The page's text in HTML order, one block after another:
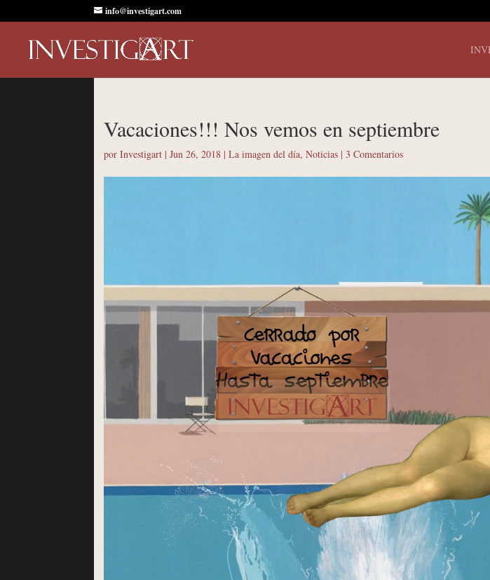
info@investigart.com
Vacaciones!!! Nos vemos en septiembre
porInvestigart |Jun 26, 2018 |La imagen del día,Noticias |3 Comentarios